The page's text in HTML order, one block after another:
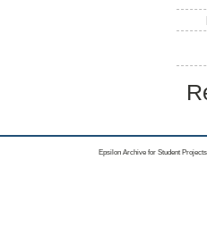
Epsilon Archive for Student